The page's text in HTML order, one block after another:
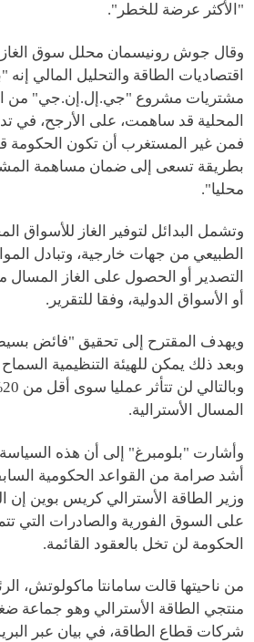
"الأكثر عرضة للخطر".
وقال جوش رونيسمان محلل سوق الغاز
اقتصاديات الطاقة والتحليل المالي إنه
مشتريات مشروع "جي.إل.إن.جي" من
المحلية قد ساهمت، على الأرجح، في
فمن غير المستغرب أن تكون
بطريقة تسعى إلى ضمان مساهمة
محليا".
وتشمل البدائل لتوفير الغاز للأسواق
الطبيعي من جهات خارجية، وتبادل
التصدير أو الحصول على الغاز
أو الأسواق الدولية، وفقا للتقرير.
ويهدف المقترح إلى تحقيق "فائض
وبعد ذلك يمكن للهيئة التنظيمية
المسال الأسترالية.
وأشارت "بلومبرغ" إلى أن هذه
وزير الطاقة الأسترالي كريس بوين إن
على السوق الفورية والصادرات التي
الحكومة لن تخل بالعقود القائمة.
من ناحيتها قالت سامانتا ماكولوتش،
منتجي الطاقة الأسترالي وهو جماعة
شركات قطاع الطاقة، في بيان عبر